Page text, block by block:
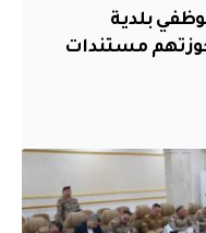
بلدية
مستندات